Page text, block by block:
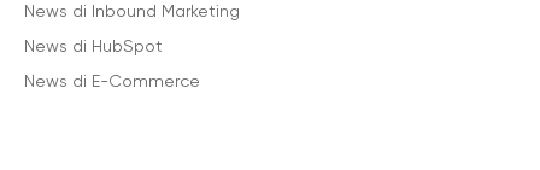
News di Inbound Marketing
News di HubSpot
News di E-Commerce